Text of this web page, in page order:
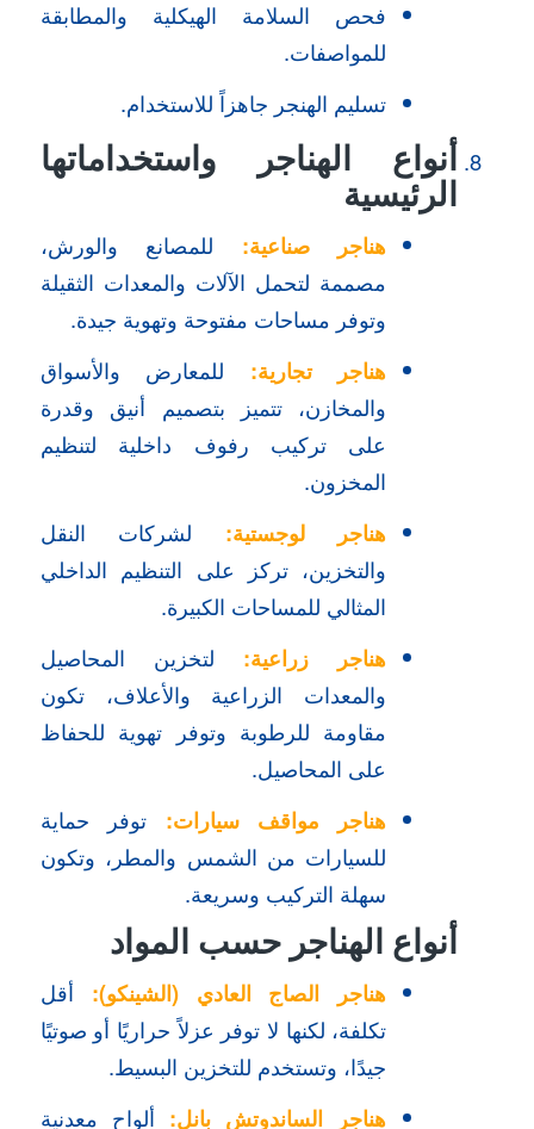
فحص السلامة الهيكلية والمطابقة
للمواصفات.
تسليم الهنجر جاهزاً للاستخدام.
أنواع الهناجر واستخداماتها
الرئيسية
هناجر صناعية: للمصانع والورش،
مصممة لتحمل الآلات والمعدات الثقيلة
وتوفر مساحات مفتوحة وتهوية جيدة.
هناجر تجارية: للمعارض والأسواق
والمخازن، تتميز بتصميم أنيق وقدرة
على تركيب رفوف داخلية لتنظيم
المخزون.
هناجر لوجستية: لشركات النقل
والتخزين، تركز على التنظيم الداخلي
المثالي للمساحات الكبيرة.
هناجر زراعية: لتخزين المحاصيل
والمعدات الزراعية والأعلاف، تكون
مقاومة للرطوبة وتوفر تهوية للحفاظ
على المحاصيل.
هناجر مواقف سيارات: توفر حماية
للسيارات من الشمس والمطر، وتكون
سهلة التركيب وسريعة.
أنواع الهناجر حسب المواد
هناجر الصاج العادي (الشينكو): أقل
تكلفة، لكنها لا توفر عزلاً حراريًا أو صوتيًا
جيدًا، وتستخدم للتخزين البسيط.
هناجر الساندوتش بانل: ألواح معدنية